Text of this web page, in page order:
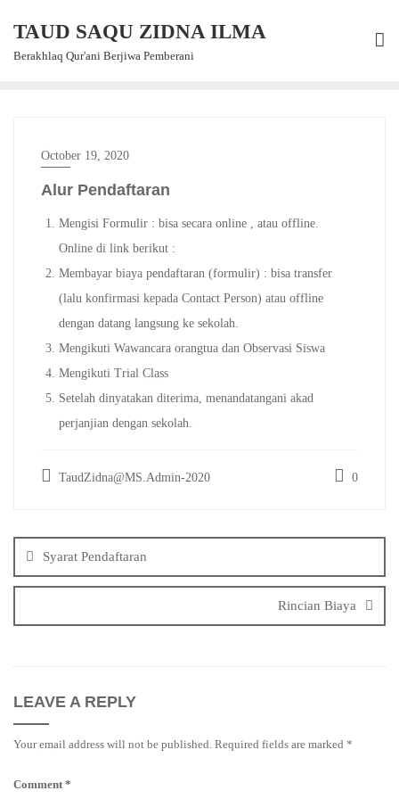
content
TAUD SAQU ZIDNA ILMA
Berakhlaq Qur'ani Berjiwa Pemberani
October 19, 2020
Alur Pendaftaran
Mengisi Formulir : bisa secara online , atau offline.
Online di link berikut :
Membayar biaya pendaftaran (formulir) : bisa transfer
(lalu konfirmasi kepada Contact Person) atau offline
dengan datang langsung ke sekolah.
Mengikuti Wawancara orangtua dan Observasi Siswa
Mengikuti Trial Class
Setelah dinyatakan diterima, menandatangani akad
perjanjian dengan sekolah.
TaudZidna@MS.Admin-2020 0
navigation
Syarat Pendaftaran
Rincian Biaya
LEAVE A REPLY
Your email address will not be published. Required fields are marked *
Comment*